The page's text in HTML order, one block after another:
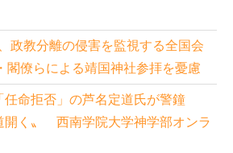
政教分離の侵害を監視する全国会
僚らによる靖国神社参拝を憂慮
任命拒否」の芦名定道氏が警鐘
開く〟 西南学院大学神学部オンラ